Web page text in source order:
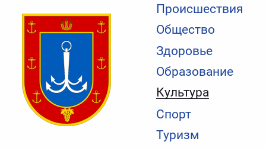
Происшествия
Общество
Здоровье
Образование
Культура
Спорт
Туризм